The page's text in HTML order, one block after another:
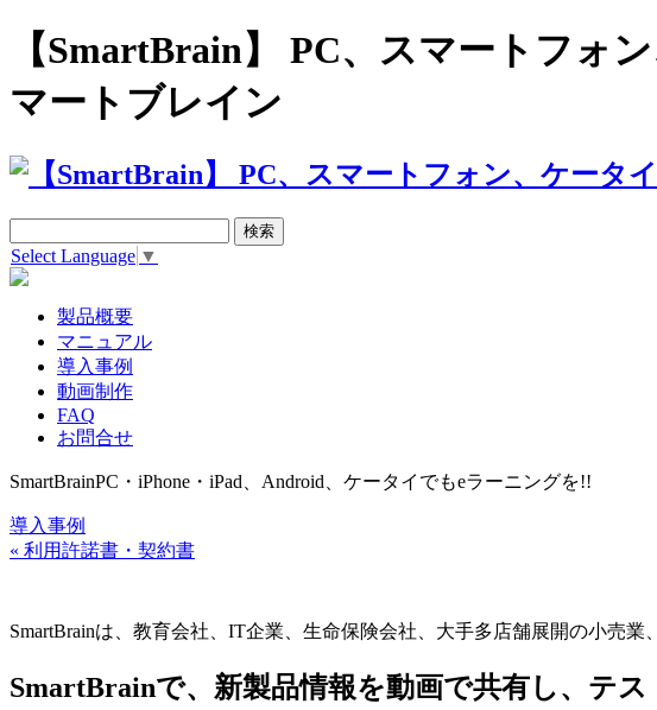
【SmartBrain】 PC、スマートフォ
マートブレイン
Select Language ▼
製品概要
マニュアル
導入事例
動画制作
FAQ
お問合せ
SmartBrainPC・iPhone・iPad、Android、ケータイでもeラーニングを!!
導入事例
« 利用許諾書・契約書
SmartBrainは、教育会社、IT企業、生命保険会社、大手多店舗展開の小売
SmartBrainで、新製品情報を動画で共有し、テ